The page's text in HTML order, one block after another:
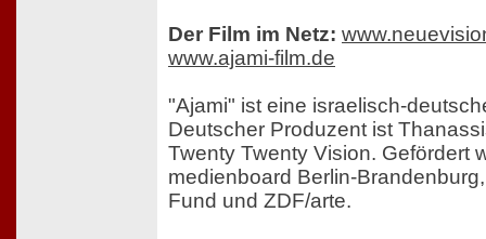
Der Film im Netz:
www.ajami-film.de
"Ajami" ist eine israelisch-
Deutscher Produzent ist
Twenty Twenty Vision. Gefördert
medienboard Berlin-
Fund und ZDF/arte.